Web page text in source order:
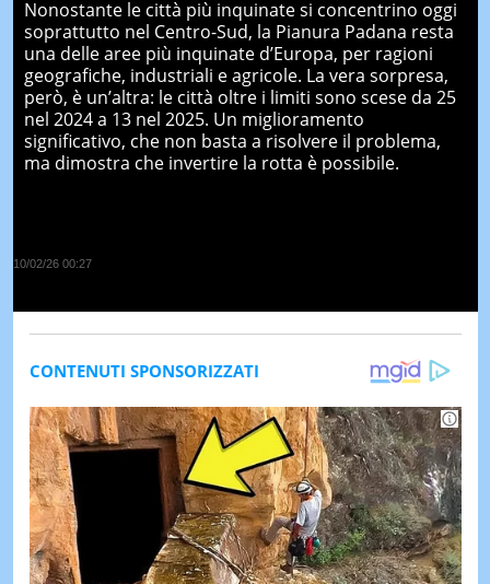
Nonostante le città più inquinate si concentrino oggi
soprattutto nel Centro-Sud, la Pianura Padana resta
una delle aree più inquinate d’Europa, per ragioni
geografiche, industriali e agricole. La vera sorpresa,
però, è un’altra: le città oltre i limiti sono scese da 25
nel 2024 a 13 nel 2025. Un miglioramento
significativo, che non basta a risolvere il problema,
ma dimostra che invertire la rotta è possibile.
10/02/26 00:27